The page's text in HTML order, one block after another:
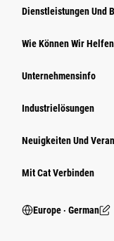
Dienstleistungen Und
Wie Können Wir
Unternehmensinfo
Industrielösungen
Neuigkeiten Und
Mit Cat Verbinden
Europe ‧ German